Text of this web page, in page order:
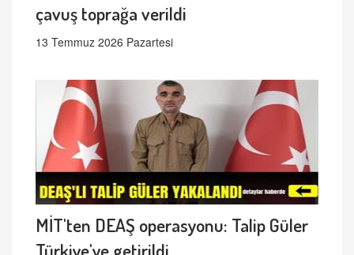
çavuş toprağa verildi
13 Temmuz 2026 Pazartesi
MİT'ten DEAŞ operasyonu: Talip Güler
Türkiye'ye getirildi